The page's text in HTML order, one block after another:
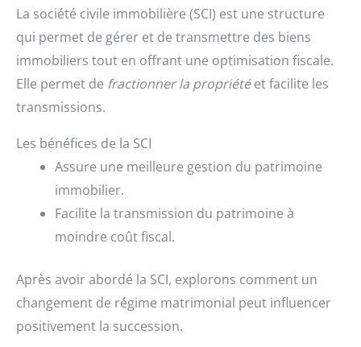
La société civile immobilière (SCI) est une structure
qui permet de gérer et de transmettre des biens
immobiliers tout en offrant une optimisation fiscale.
Elle permet de fractionner la propriétéet facilite les
transmissions.
Les bénéfices de la SCI
Assure une meilleure gestion du patrimoine
immobilier.
Facilite la transmission du patrimoine à
moindre coût fiscal.
Après avoir abordé la SCI, explorons comment un
changement de régime matrimonial peut influencer
positivement la succession.